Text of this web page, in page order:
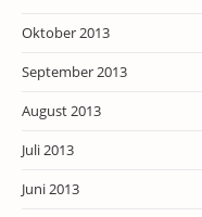
Oktober 2013
September 2013
August 2013
Juli 2013
Juni 2013